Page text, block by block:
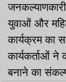
युवाओं और
कार्यक्रम का
कार्यकर्ताओं
बनाने का